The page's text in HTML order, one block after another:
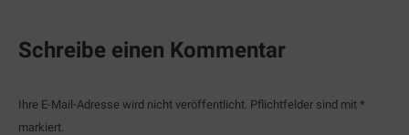
Schreibe einen Kommentar
Ihre E-Mail-Adresse wird nicht veröffentlicht. Pflichtfelder sind mit *
markiert.